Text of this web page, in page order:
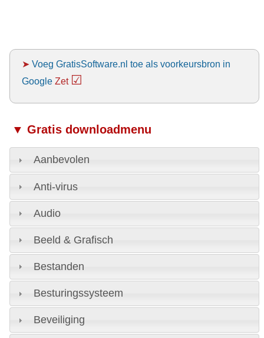
➤ Voeg GratisSoftware.nl toe als voorkeursbron in
Google Zet ☑
▼ Gratis downloadmenu
Aanbevolen
Anti-virus
Audio
Beeld & Grafisch
Bestanden
Besturingssysteem
Beveiliging